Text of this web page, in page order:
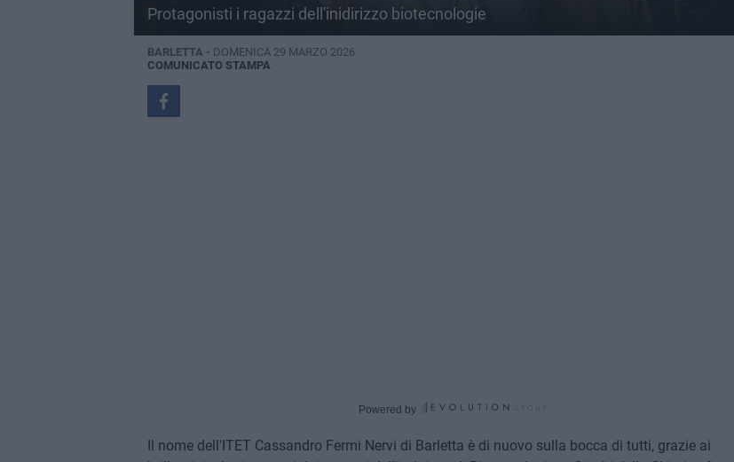
Protagonisti i ragazzi dell'inidirizzo biotecnologie
BARLETTA - DOMENICA 29 MARZO 2026
COMUNICATO STAMPA
Powered by
Il nome dell'ITET Cassandro Fermi Nervi di Barletta è di nuovo sulla bocca di tutti, grazie ai